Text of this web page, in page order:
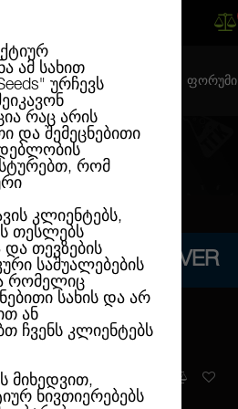
ᲑᲚᲝᲒᲘ ᲙᲝᲜᲢᲐᲥᲢᲘ ᲤᲝᲠᲣᲛᲘ
ამ სახით
ურჩევს
რაც არის
და შემეცნებითი
რომ
კლიენტებს,
თესლებს
თევზების
საშუალებების
რომელიც
სახის და არ
ან
ჩვენს კლიენტებს
მიხედვით,
ნივთიერებებს
REGULAR SILVER
არ გვაქვს